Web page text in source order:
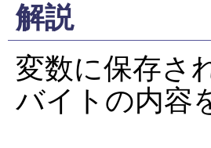
解説
変数に保存さ
バイトの内容